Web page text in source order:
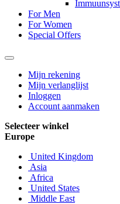
For Men
For Women
Special Offers
Mijn rekening
Mijn verlanglijst
Inloggen
Account aanmaken
Selecteer winkel
Europe
United Kingdom
Asia
Africa
United States
Middle East